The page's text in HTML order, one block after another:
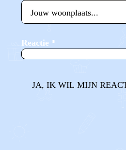
Reactie *
JA, IK WIL MIJN